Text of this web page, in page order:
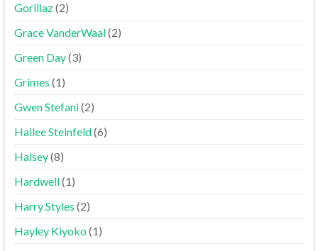
Gorillaz(2)
Grace VanderWaal(2)
Green Day(3)
Grimes (1)
Gwen Stefani(2)
Hailee Steinfeld(6)
Halsey(8)
Hardwell(1)
Harry Styles (2)
Hayley Kiyoko(1)